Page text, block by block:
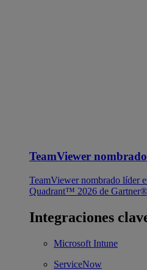
TeamViewer
TeamViewer nombrado líder
Quadrant™ 2026 de
Integraciones
Microsoft Intune
ServiceNow